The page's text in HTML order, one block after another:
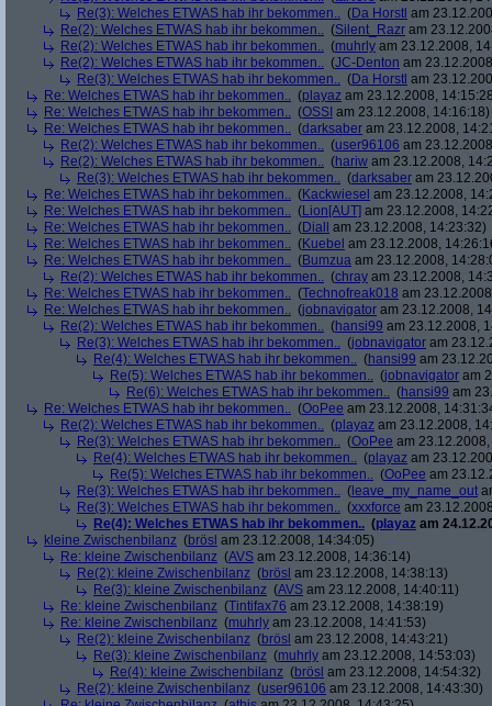
Re(3): Welches ETWAS hab ihr bekommen.. (Da Horstl am
Re(2): Welches ETWAS hab ihr bekommen.. (Silent_Razr am
Re(2): Welches ETWAS hab ihr bekommen.. (muhrly am 23.12.2008,
Re(2): Welches ETWAS hab ihr bekommen.. (JC-Denton am
Re(3): Welches ETWAS hab ihr bekommen.. (Da Horstl am
Re: Welches ETWAS hab ihr bekommen.. (playaz am 23.12.2008,
Re: Welches ETWAS hab ihr bekommen.. (OSSI am 23.12.2008, 14:16:18)
Re: Welches ETWAS hab ihr bekommen.. (darksaber am 23.12.2008,
Re(2): Welches ETWAS hab ihr bekommen.. (user96106 am
Re(2): Welches ETWAS hab ihr bekommen.. (hariw am 23.12.2008,
Re(3): Welches ETWAS hab ihr bekommen.. (darksaber am
Re: Welches ETWAS hab ihr bekommen.. (Kackwiesel am 23.12.2008,
Re: Welches ETWAS hab ihr bekommen.. (Lion[AUT] am 23.12.2008,
Re: Welches ETWAS hab ihr bekommen.. (Diall
am 23.12.2008, 14:23:32)
Re: Welches ETWAS hab ihr bekommen.. (Kuebel am 23.12.2008,
Re: Welches ETWAS hab ihr bekommen.. (Bumzua am 23.12.2008,
Re(2): Welches ETWAS hab ihr bekommen.. (chray am 23.12.2008,
Re: Welches ETWAS hab ihr bekommen.. (Technofreak018 am
Re: Welches ETWAS hab ihr bekommen.. (jobnavigator am 23.12.2008,
Re(2): Welches ETWAS hab ihr bekommen.. (hansi99 am 23.12.2008,
Re(3): Welches ETWAS hab ihr bekommen.. (jobnavigator am
Re(4): Welches ETWAS hab ihr bekommen.. (hansi99 am
Re(5): Welches ETWAS hab ihr bekommen.. (jobnavigator am
Re(6): Welches ETWAS hab ihr bekommen.. (hansi99 am
Re: Welches ETWAS hab ihr bekommen.. (OoPee am 23.12.2008,
Re(2): Welches ETWAS hab ihr bekommen.. (playaz am 23.12.2008,
Re(3): Welches ETWAS hab ihr bekommen.. (OoPee am
Re(4): Welches ETWAS hab ihr bekommen.. (playaz am
Re(5): Welches ETWAS hab ihr bekommen.. (OoPee am
Re(3): Welches ETWAS hab ihr bekommen.. ( leave_my_name_out
Re(3): Welches ETWAS hab ihr bekommen.. (xxxforce am
Re(4): Welches ETWAS hab ihr bekommen.. (playaz am
kleine Zwischenbilanz (brösl am 23.12.2008, 14:34:05)
Re: kleine Zwischenbilanz (AVS am 23.12.2008, 14:36:14)
Re(2): kleine Zwischenbilanz (brösl am 23.12.2008, 14:38:13)
Re(3): kleine Zwischenbilanz (AVS am 23.12.2008, 14:40:11)
Re: kleine Zwischenbilanz (Tintifax76 am 23.12.2008, 14:38:19)
Re: kleine Zwischenbilanz (muhrly am 23.12.2008, 14:41:53)
Re(2): kleine Zwischenbilanz (brösl am 23.12.2008, 14:43:21)
Re(3): kleine Zwischenbilanz (muhrly am 23.12.2008, 14:53:03)
Re(4): kleine Zwischenbilanz (brösl am 23.12.2008, 14:54:32)
Re(2): kleine Zwischenbilanz (user96106 am 23.12.2008, 14:43:30)